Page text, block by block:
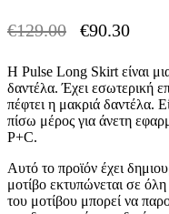
€129.00 €90.30
Η Pulse Long Skirt είναι
δαντέλα. Έχει εσωτερική
πέφτει η μακριά δαντέλα.
πίσω μέρος για άνετη
P+C.
Αυτό το προϊόν έχει
μοτίβο εκτυπώνεται σε
του μοτίβου μπορεί να